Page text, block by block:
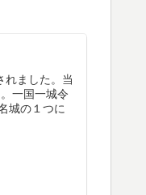
れました。当
一国一城令
城の１つに